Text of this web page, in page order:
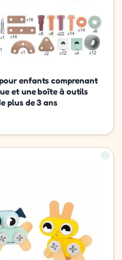
enfants comprenant
et une boîte à outils
plus de 3 ans